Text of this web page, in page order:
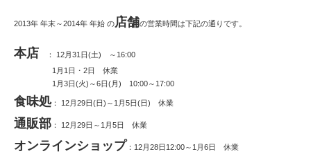
2013年 年末～2014年 年始 の店舗の営業時間は下記の通りです。
本店 ： 12月31日(土) ～16:00
1月1日・2日 休業
1月3日(火)～6日(月) 10:00～17:00
食味処： 12月29日(日)～1月5日(日) 休業
通販部 ： 12月29日～1月5日 休業
オンラインショップ ：12月28日12:00～1月6日 休業